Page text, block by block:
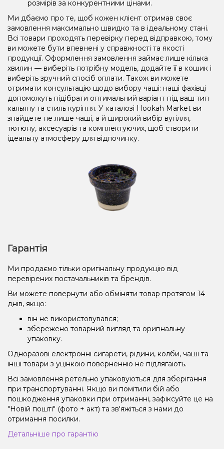
розмірів за конкурентними цінами.
Ми дбаємо про те, щоб кожен клієнт отримав своє
замовлення максимально швидко та в ідеальному стані.
Всі товари проходять перевірку перед відправкою, тому
ви можете бути впевнені у справжності та якості
продукції. Оформлення замовлення займає лише кілька
хвилин — виберіть потрібну модель, додайте її в кошик і
виберіть зручний спосіб оплати. Також ви можете
отримати консультацію щодо вибору чаші: наші фахівці
допоможуть підібрати оптимальний варіант під ваш тип
кальяну та стиль куріння. У каталозі Hookah Market ви
знайдете не лише чаші, а й широкий вибір вугілля,
тютюну, аксесуарів та комплектуючих, щоб створити
ідеальну атмосферу для відпочинку.
Гарантія
Ми продаємо тільки оригінальну продукцію від
перевірених постачальників та брендів.
Ви можете повернути або обміняти товар протягом 14
днів, якщо:
він не використовувався;
збережено товарний вигляд та оригінальну
упаковку.
Одноразові електронні сигарети, рідини, колби, чаші та
інші товари з уцінкою поверненню не підлягають.
Всі замовлення ретельно упаковуються для зберігання
при транспортуванні. Якщо ви помітили бій або
пошкодження упаковки при отриманні, зафіксуйте це на
"Новій пошті" (фото + акт) та зв'яжіться з нами до
отримання посилки.
Детальніше про гарантію